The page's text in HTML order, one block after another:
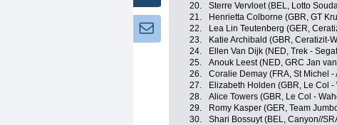
20.
Sterre Vervloet (BEL, Lotto
21.
Henrietta Colborne (GBR, GT
22.
Lea Lin Teutenberg (GER,
23.
Katie Archibald (GBR, Ceratizit-
24.
Ellen Van Dijk (NED, Trek -
25.
Anouk Leest (NED, GRC Jan
26.
Coralie Demay (FRA, St Michel -
27.
Elizabeth Holden (GBR, Le Col -
28.
Alice Towers (GBR, Le Col -
29.
Romy Kasper (GER, Team
30.
Shari Bossuyt (BEL, Canyon//
Newsletter: